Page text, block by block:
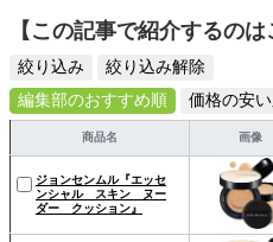
【この記事で紹介するのは
絞り込み
絞り込み解除
編集部のおすすめ順
価格の安
商品名 画像
ジョンセンムル『エッセ
ンシャル スキン ヌー
ダー クッション』